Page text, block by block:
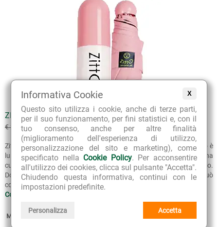
X
Informativa Cookie
Questo sito utilizza i cookie, anche di terze parti,
per il suo funzionamento, per fini statistici e, con il
tuo consenso, anche per altre finalità
(miglioramento dell'esperienza di utilizzo,
personalizzazione del sito e marketing), come
specificato nella Cookie Policy. Per acconsentire
all'utilizzo dei cookies, clicca sul pulsante "Accetta".
Chiudendo questa informativa, continui con le
impostazioni predefinite.
Personalizza Accetta
ZITTO 1BREL ROSA
€ 29.90 € 25.42(sconto 15%)
Zitto 1Brel è un allegro e pratico mini ombrello tascabile: da chiuso è
lungo solo 18 centimetri e pesa solo 199 grammi. E’ dotato di una
custodia a forma di capsula, insolita e originale, che lo rende unico.
Dopo averlo utilizzato, può essere inserito nella capsula e si può
comodamente riporlo...
Continua >>
Marca: